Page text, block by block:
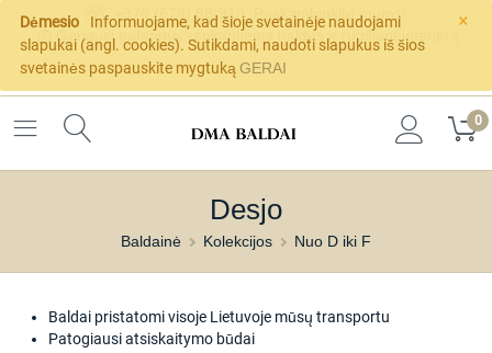
×
Dėmesio
Informuojame, kad šioje svetainėje naudojami
slapukai (angl. cookies). Sutikdami, naudoti slapukus iš šios
svetainės paspauskite mygtuką GERAI
+370 (678) 88-910
Paskambinkite mums!
Geriausi patarimai renkantiems baldus ir ruošiant interjerą
0
Desjo
Baldainė Kolekcijos Nuo D iki F
Baldai pristatomi visoje Lietuvoje mūsų transportu
Patogiausi atsiskaitymo būdai